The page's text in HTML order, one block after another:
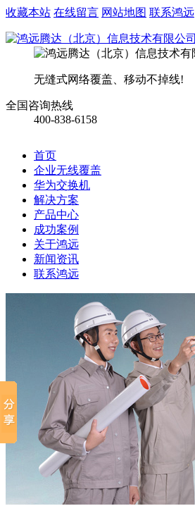
收藏本站 在线留言 网站地图 联系鸿远
无缝式网络覆盖、移动不掉线!
全国咨询热线
400-838-6158
首页
企业无线覆盖
华为交换机
解决方案
产品中心
成功案例
关于鸿远
新闻资讯
联系鸿远